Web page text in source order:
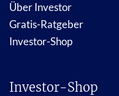
Über Investor
Gratis-Ratgeber
Investor-Shop
Investor-Shop